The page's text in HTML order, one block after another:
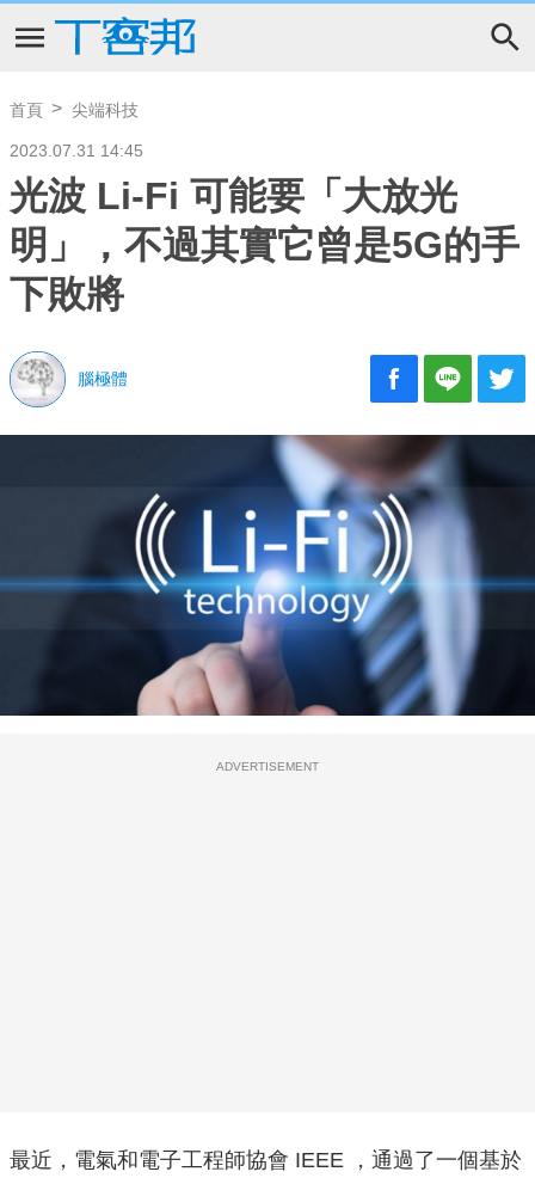
首頁 尖端科技
2023.07.31 14:45
光波 Li-Fi 可能要「大放光
明」，不過其實它曾是5G的手
下敗將
腦極體
ADVERTISEMENT
最近，電氣和電子工程師協會 IEEE ，通過了一個基於